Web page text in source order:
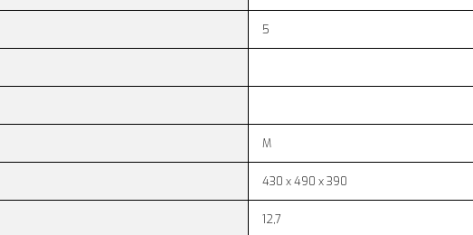
5
M
430 x 490 x 390
12,7